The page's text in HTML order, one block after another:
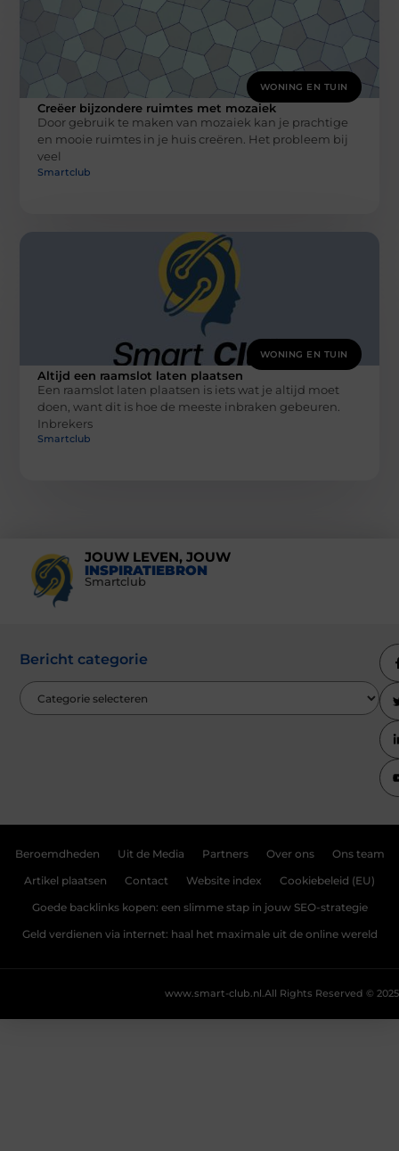
WONING EN TUIN
Creëer bijzondere ruimtes met mozaiek
Door gebruik te maken van mozaiek kan je prachtige
en mooie ruimtes in je huis creëren. Het probleem bij
veel
Smartclub
WONING EN TUIN
Altijd een raamslot laten plaatsen
Een raamslot laten plaatsen is iets wat je altijd moet
doen, want dit is hoe de meeste inbraken gebeuren.
Inbrekers
Smartclub
JOUW LEVEN, JOUW
INSPIRATIEBRON
Smartclub
Bericht categorie
Beroemdheden Uit de Media Partners Over ons Ons team
Artikel plaatsen Contact Website index Cookiebeleid (EU)
Goede backlinks kopen: een slimme stap in jouw SEO-strategie
Geld verdienen via internet: haal het maximale uit de online wereld
All Rights Reserved © 2025
www.smart-club.nl.